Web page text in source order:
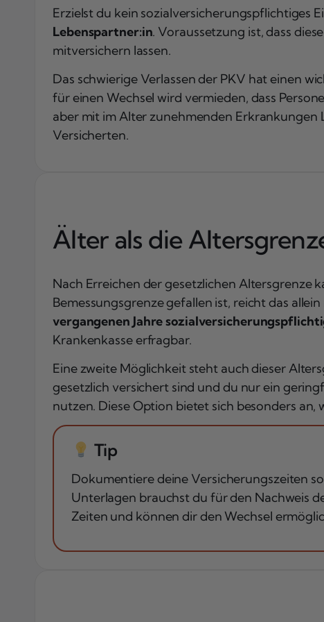
Erzielst du kein sozialversicherungspflichtiges
Lebenspartner:in. Voraussetzung ist, dass
mitversichern lassen.
Das schwierige Verlassen der PKV hat einen
für einen Wechsel wird vermieden, dass
aber mit im Alter zunehmenden Erkrankungen
Versicherten.
Älter als die
Nach Erreichen der gesetzlichen Altersgrenze
Bemessungsgrenze gefallen ist, reicht das
vergangenen Jahre
Krankenkasse erfragbar.
Eine zweite Möglichkeit steht auch dieser
gesetzlich versichert sind und du nur ein
nutzen. Diese Option bietet sich besonders
Tip
Dokumentiere deine Versicherungszeiten
Unterlagen brauchst du für den Nachweis
Zeiten und können dir den Wechsel